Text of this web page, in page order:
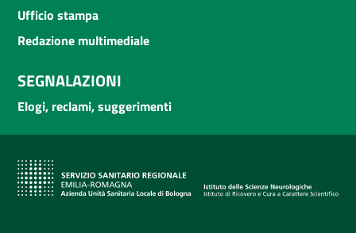
Ufficio stampa
Redazione multimediale
SEGNALAZIONI
Elogi, reclami, suggerimenti